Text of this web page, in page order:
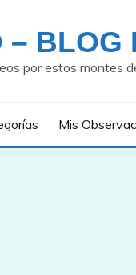
– BLOG
por estos montes
Mis